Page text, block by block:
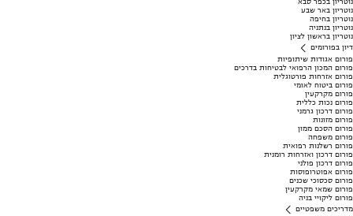
נוטריון בכפר סבא
נוטריון באר שבע
נוטריון בחיפה
נוטריון בנתניה
נוטריון בראשון לציון
דיון בפורומים
פורום אגודות שיתופיות
פורום המכון הרפואי לבטיחות בדרכים
פורום אזרחות פורטוגלית
פורום ביטוח לאומי
פורום מקרקעין
פורום נכות כללית
פורום דרכון גרמני
פורום מזונות
פורום הסכם ממון
פורום משפחה
פורום רשלנות רפואית
פורום דרכון ואזרחות רומנית
פורום דרכון פולני
פורום אפוטרופוסות
פורום סכסוכי שכנים
פורום שמאי מקרקעין
פורום ליקויי בניה
מדריכים משפטיים